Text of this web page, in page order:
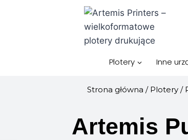
Plotery Inne
Strona główna / Plotery/
Artemis